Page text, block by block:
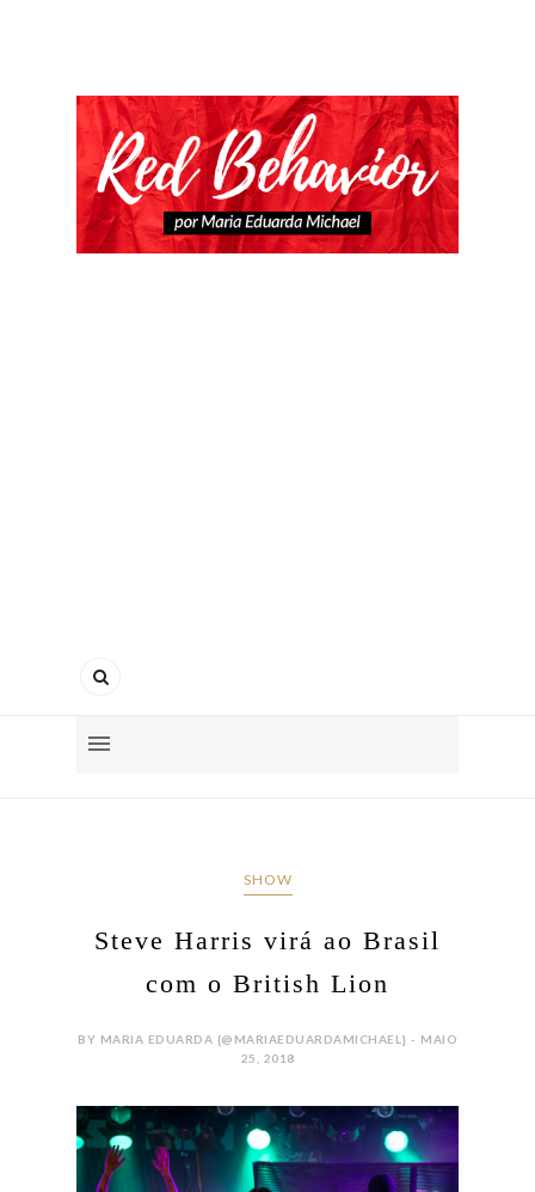
SHOW
Steve Harris virá ao Brasil
com o British Lion
BY MARIA EDUARDA {@MARIAEDUARDAMICHAEL} - MAIO
25, 2018